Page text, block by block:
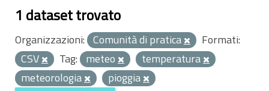
1 dataset trovato
Organizzazioni: Comunità di pratica
Formati:
CSV
Tag: meteo
temperatura
meteorologia
pioggia